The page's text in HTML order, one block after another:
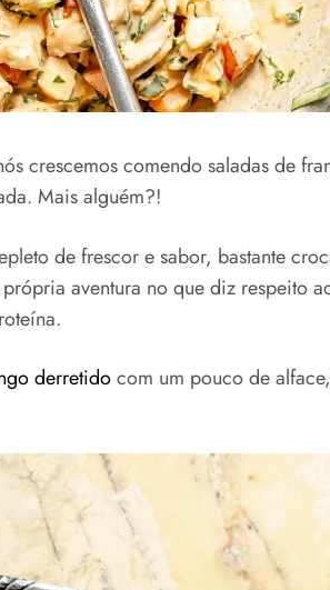
crescemos comendo saladas de
Mais alguém?!
de frescor e sabor, bastante
aventura no que diz respeito
derretidocom um pouco de